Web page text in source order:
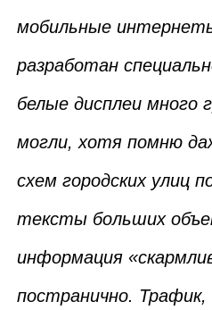
мобильные
разработан
белые дисплеи много
могли, хотя помню
схем городских улиц
тексты больших
информация
постранично.